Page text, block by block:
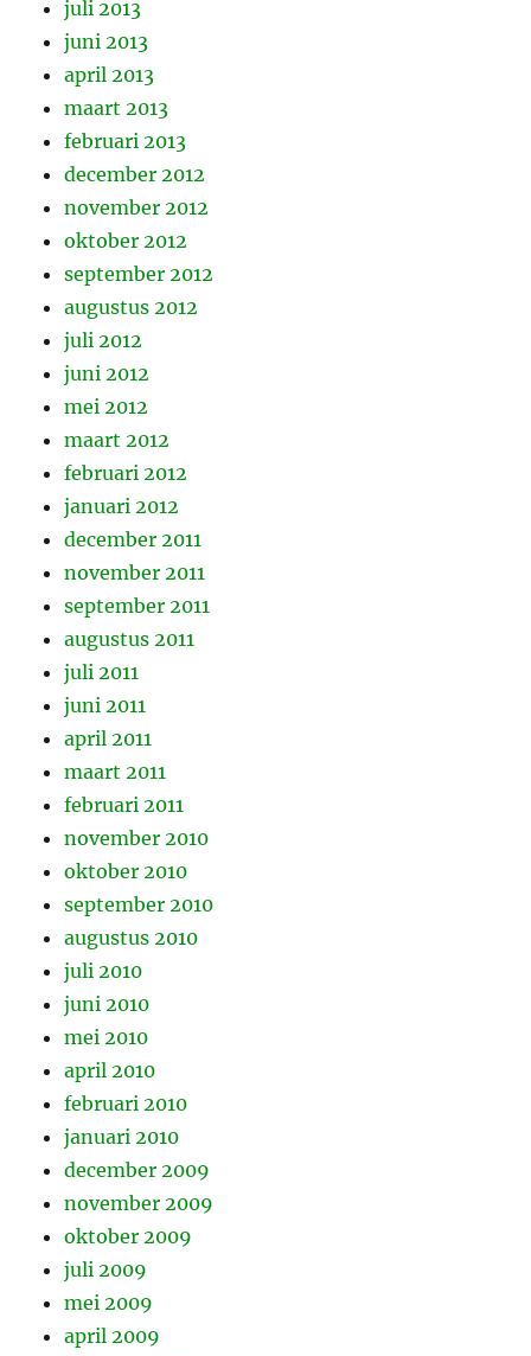
juli 2013
juni 2013
april 2013
maart 2013
februari 2013
december 2012
november 2012
oktober 2012
september 2012
augustus 2012
juli 2012
juni 2012
mei 2012
maart 2012
februari 2012
januari 2012
december 2011
november 2011
september 2011
augustus 2011
juli 2011
juni 2011
april 2011
maart 2011
februari 2011
november 2010
oktober 2010
september 2010
augustus 2010
juli 2010
juni 2010
mei 2010
april 2010
februari 2010
januari 2010
december 2009
november 2009
oktober 2009
juli 2009
mei 2009
april 2009